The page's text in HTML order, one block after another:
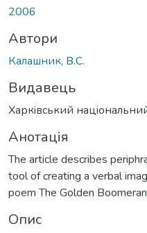
2006
Автори
Калашник, В.С.
Видавець
Харкiвський
Анотація
The article describes
tool of creating a verbal
poem The Golden
Опис